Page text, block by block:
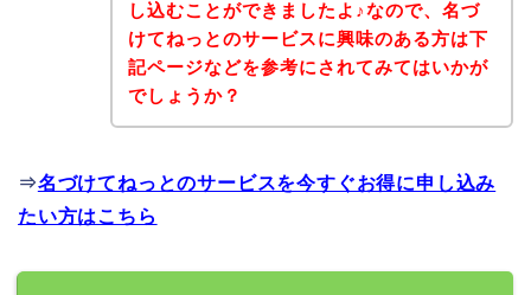
し込むことができましたよ♪なので、名づ
けてねっとのサービスに興味のある方は下
記ページなどを参考にされてみてはいかが
でしょうか？
⇒名づけてねっとのサービスを今すぐお得に申し込み
たい方はこちら